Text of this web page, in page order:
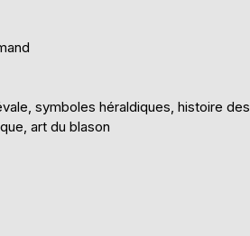
symboles héraldiques, histoire des
art du blason